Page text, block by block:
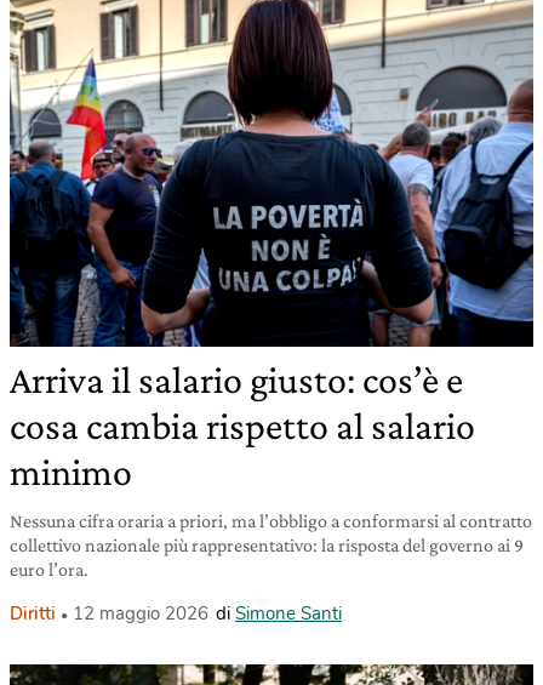
Arriva il salario giusto: cos’è e
cosa cambia rispetto al salario
minimo
Nessuna cifra oraria a priori, ma l’obbligo a conformarsi al contratto
collettivo nazionale più rappresentativo: la risposta del governo ai 9
euro l’ora.
Diritti 12 maggio 2026 di Simone Santi